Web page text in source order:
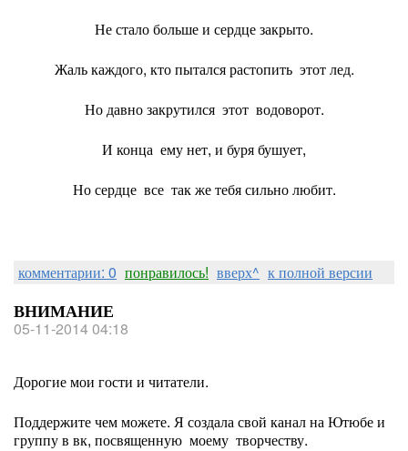
Не стало больше и сердце закрыто.
Жаль каждого, кто пытался растопить этот лед.
Но давно закрутился этот водоворот.
И конца ему нет, и буря бушует,
Но сердце все так же тебя сильно любит.
комментарии: 0 понравилось! вверх^ к полной версии
ВНИМАНИЕ
05-11-2014 04:18
Дорогие мои гости и читатели.
Поддержите чем можете. Я создала свой канал на Ютюбе и
группу в вк, посвященную моему творчеству.